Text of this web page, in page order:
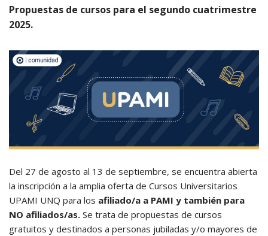
Propuestas de cursos para el segundo cuatrimestre
2025.
Del 27 de agosto al 13 de septiembre, se encuentra abierta
la inscripción a la amplia oferta de Cursos Universitarios
UPAMI UNQ para los afiliado/a a PAMI y también para
NO afiliados/as. Se trata de propuestas de cursos
gratuitos y destinados a personas jubiladas y/o mayores de